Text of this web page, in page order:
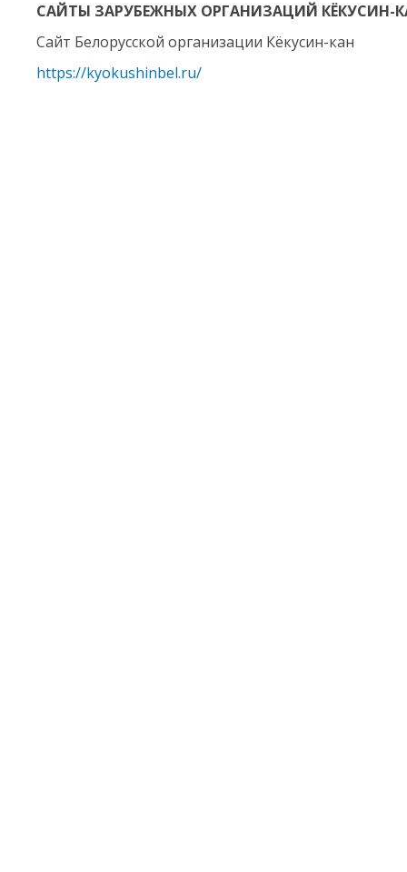
САЙТЫ ЗАРУБЕЖНЫХ ОРГАНИЗАЦИЙ КЁКУСИН-
Сайт Белорусской организации Кёкусин-кан
https://kyokushinbel.ru/